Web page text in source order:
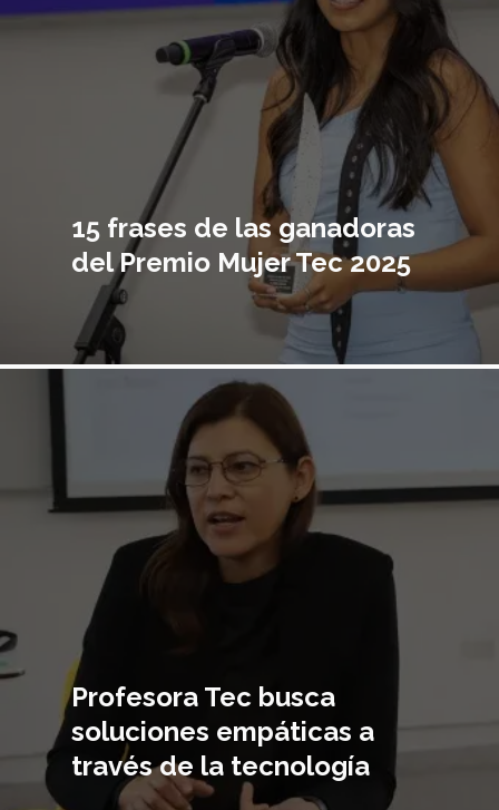
15 frases de las ganadoras
del Premio Mujer Tec 2025
Profesora Tec busca
soluciones empáticas a
través de la tecnología